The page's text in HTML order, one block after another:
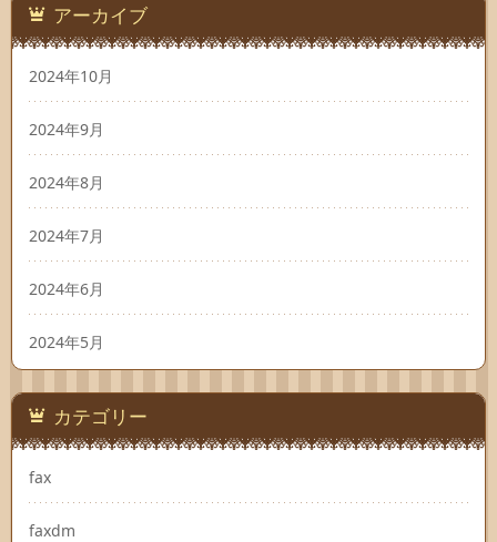
アーカイブ
2024年10月
2024年9月
2024年8月
2024年7月
2024年6月
2024年5月
カテゴリー
fax
faxdm